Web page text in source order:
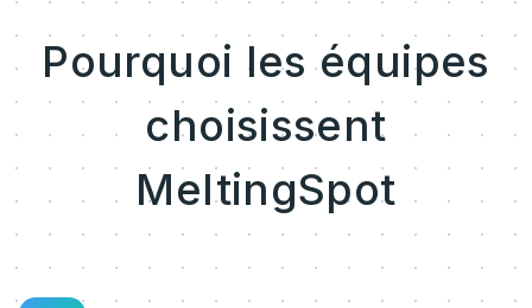
Pourquoi les équipes
choisissent
MeltingSpot